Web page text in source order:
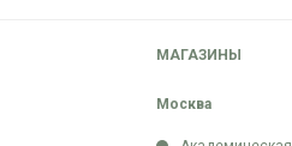
МАГАЗИНЫ
Москва